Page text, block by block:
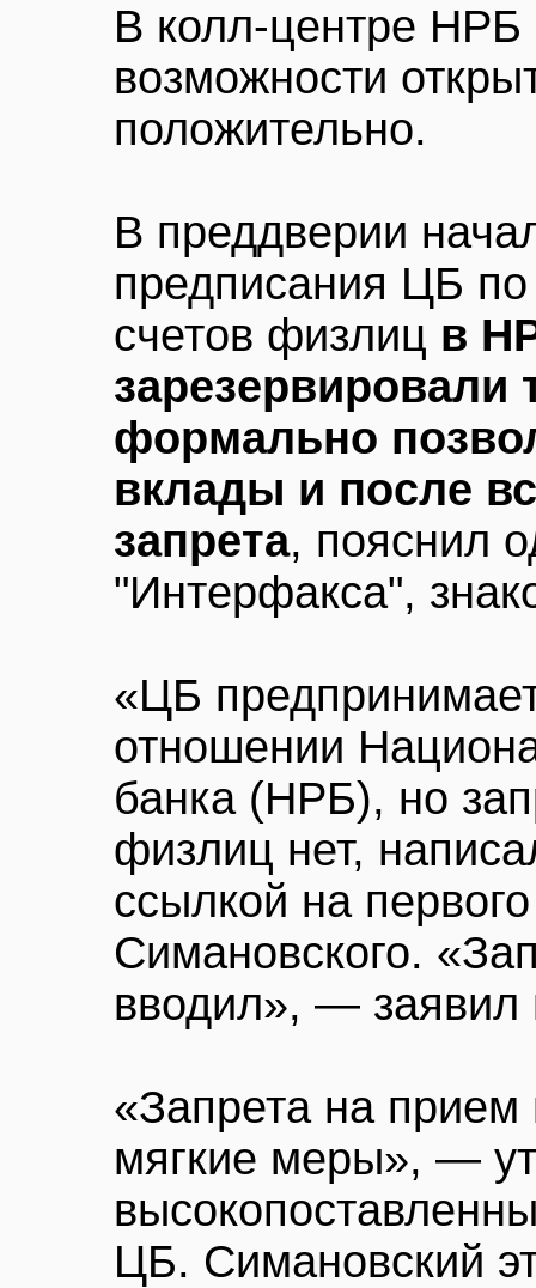
В колл-центре НРБ
возможности
положительно.
В преддверии
предписания ЦБ по
счетов физлиц в
зарезервировали
формально
вклады и после
запрета, пояснил
"Интерфакса",
«ЦБ
отношении
банка (НРБ), но
физлиц нет,
ссылкой на
Симановского.
вводил», — заявил
«Запрета на прием
мягкие меры», —
ЦБ. Симановский